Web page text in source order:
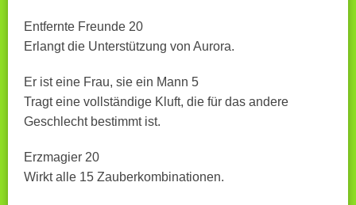
Entfernte Freunde 20
Erlangt die Unterstützung von Aurora.
Er ist eine Frau, sie ein Mann 5
Tragt eine vollständige Kluft, die für das andere
Geschlecht bestimmt ist.
Erzmagier 20
Wirkt alle 15 Zauberkombinationen.